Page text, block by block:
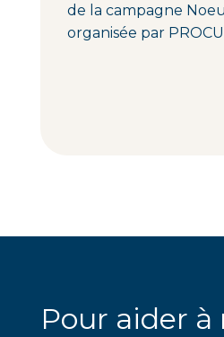
de la campagne
organisée par
Pour aider